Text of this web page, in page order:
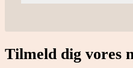
Tilmeld dig vores